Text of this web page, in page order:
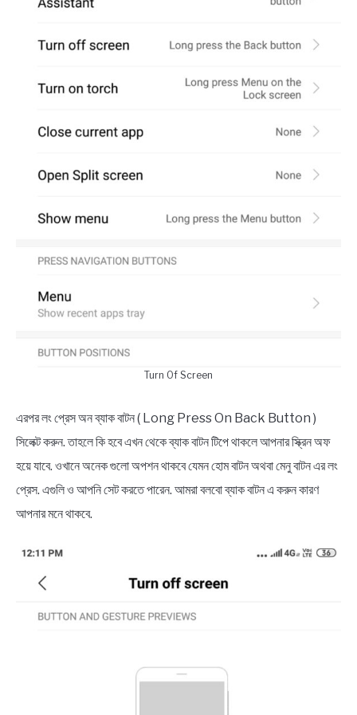
Turn Of Screen
এরপর লং প্রেস অন ব্যাক বাটন ( Long Press On Back Button )
সিলেক্ট করুন. তাহলে কি হবে এখন থেকে ব্যাক বাটন টিপে থাকলে আপনার স্ক্রিন অফ
হয়ে যাবে. ওখানে অনেক গুলো অপশন থাকবে যেমন হোম বাটন অথবা মেনু বাটন এর লং
প্রেস. এগুলি ও আপনি সেট করতে পারেন. আমরা বলবো ব্যাক বাটন এ করুন কারণ
আপনার মনে থাকবে.